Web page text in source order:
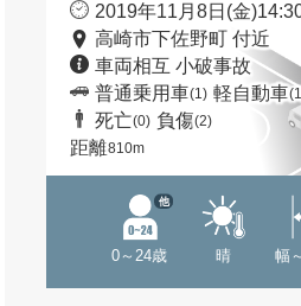
2019年11月8日(金
高崎市下佐野町 付近
車両相互 小破事故
普通乗用車(1) 軽自動車
死亡(0) 負傷(2)
距離810m
0～24歳
他
晴 幅